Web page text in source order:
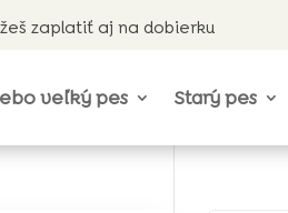
zaplatiť aj na dobierku
veľký pes Starý pes